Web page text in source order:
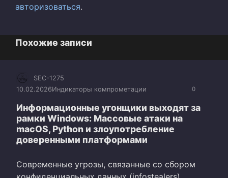
авторизоваться.
Похожие записи
0
SEC-1275
10.02.2026Индикаторы компрометации
Информационные угонщики выходят за
рамки Windows: Массовые атаки на
macOS, Python и злоупотребление
доверенными платформами
Современные угрозы, связанные со сбором